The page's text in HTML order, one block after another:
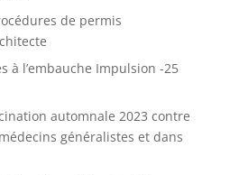
de permis
à l’embauche Impulsion -25
automnale 2023 contre
généralistes et dans